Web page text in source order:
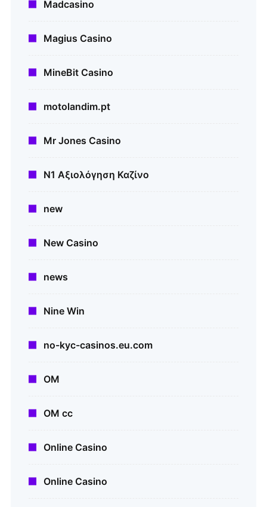
Madcasino
Magius Casino
MineBit Casino
motolandim.pt
Mr Jones Casino
N1 Αξιολόγηση Καζίνο
new
New Casino
news
Nine Win
no-kyc-casinos.eu.com
OM
OM cc
Online Casino
Online Casino